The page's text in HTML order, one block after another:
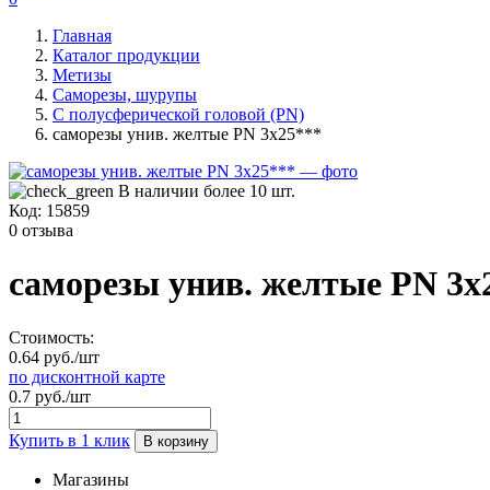
Главная
Каталог продукции
Метизы
Саморезы, шурупы
С полусферической головой (PN)
саморезы унив. желтые PN 3х25***
В наличии более 10 шт.
Код: 15859
0 отзыва
саморезы унив. желтые PN
Стоимость:
0.64 руб./шт
по дисконтной карте
0.7 руб./шт
Купить в 1 клик В корзину
Магазины